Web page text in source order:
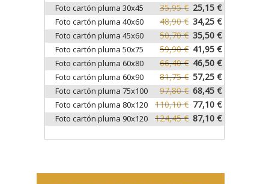
Foto cartón pluma 30x45 35,95 € 25,15 €
Foto cartón pluma 40x60 48,90 € 34,25 €
Foto cartón pluma 45x60 50,70 € 35,50 €
Foto cartón pluma 50x75 59,90 € 41,95 €
Foto cartón pluma 60x80 66,40 € 46,50 €
Foto cartón pluma 60x90 81,75 € 57,25 €
Foto cartón pluma 75x100 97,80 € 68,45 €
Foto cartón pluma 80x120 110,10 € 77,10 €
Foto cartón pluma 90x120 124,45 € 87,10 €